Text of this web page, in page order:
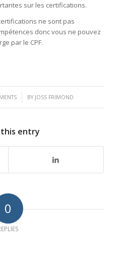
sur les certifications.
ne sont pas
donc vous ne pouvez
par le CPF.
BY JOSS FRIMOND
this entry
0